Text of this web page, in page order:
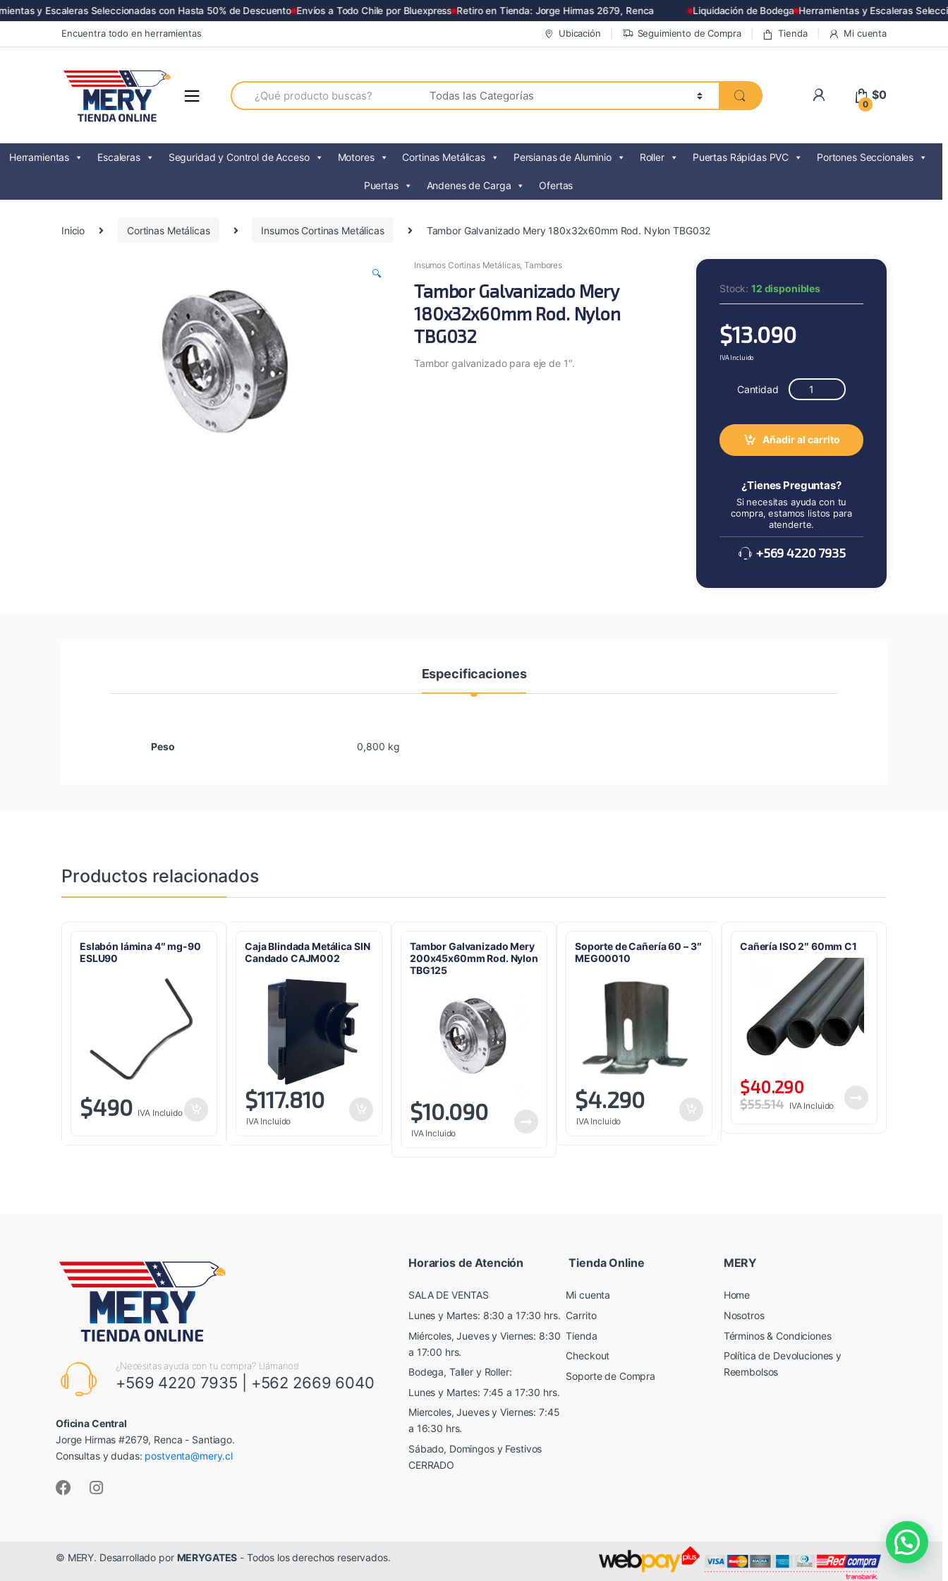
y Escaleras Seleccionadas con Hasta 50% de Descuento Envíos a Todo Chile por Bluexpress Retiro en Tienda: Jorge Hirmas 2679, Renca Liquidación de Bodega Herramientas y Escaleras
to
to
Encuentra todo en herramientas Ubicación Seguimiento de Compra Tienda Mi cuenta
Search
for:
0
$0
Herramientas Escaleras Seguridad y Control de Acceso Motores Cortinas Metálicas Persianas de Aluminio Roller Puertas Rápidas PVC Portones Seccionales
Puertas Andenes de Carga Ofertas
Inicio Cortinas Metálicas Insumos Cortinas Metálicas Tambor Galvanizado Mery 180x32x60mm Rod. Nylon TBG032
🔍
Insumos Cortinas Metálicas,Tambores
Tambor Galvanizado Mery
180x32x60mm Rod. Nylon
TBG032
Tambor galvanizado para eje de 1″.
Stock:12 disponibles
$13.090
IVA Incluido
Cantidad
Añadir al carrito
¿Tienes Preguntas?
Si necesitas ayuda con tu
compra, estamos listos para
atenderte.
+569 4220 7935
Especificaciones
Peso 0,800 kg
Productos relacionados
Eslabón lámina 4″ mg-90
ESLU90
$490 IVA Incluido
Caja Blindada Metálica SIN
Candado CAJM002
$117.810
IVA Incluido
Tambor Galvanizado Mery
200x45x60mm Rod. Nylon
TBG125
$10.090
IVA Incluido
Soporte de Cañería 60 – 3″
MEG00010
$4.290
IVA Incluido
Cañería ISO 2″ 60mm C1
$40.290
$55.514 IVA Incluido
¿Necesitas ayuda con tu compra? Llámanos!
+569 4220 7935 +562 2669 6040
Oficina Central
Jorge Hirmas #2679, Renca - Santiago.
Consultas y dudas: postventa@mery.cl
Horarios de Atención
SALA DE VENTAS
Lunes y Martes: 8:30 a 17:30 hrs.
Miércoles, Jueves y Viernes: 8:30
a 17:00 hrs.
Bodega, Taller y Roller:
Lunes y Martes: 7:45 a 17:30 hrs.
Miercoles, Jueves y Viernes: 7:45
a 16:30 hrs.
Sábado, Domingos y Festivos
CERRADO
Tienda Online
Mi cuenta
Carrito
Tienda
Checkout
Soporte de Compra
MERY
Home
Nosotros
Términos & Condiciones
Política de Devoluciones y
Reembolsos
© MERY. Desarrollado por MERYGATES - Todos los derechos reservados.